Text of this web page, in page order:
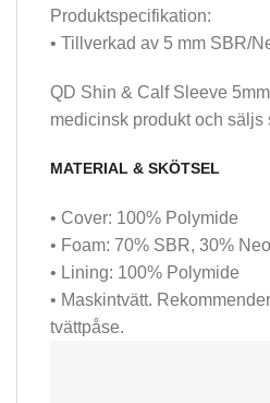
Produktspecifikation:
• Tillverkad av 5 mm SBR/
QD Shin & Calf Sleeve
medicinsk produkt och säljs
MATERIAL & SKÖTSEL
• Cover: 100% Polymide
• Foam: 70% SBR, 30%
• Lining: 100% Polymide
• Maskintvätt.
tvättpåse.